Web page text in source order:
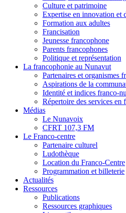
Culture et patrimoine
Expertise en innovation et
Formation aux adultes
Francisation
Jeunesse francophone
Parents francophones
Politique et représentation
La francophonie au Nunavut
Partenaires et organismes
Aspirations de la
Identité et indices franco-
Répertoire des services en
Médias
Le Nunavoix
CFRT 107,3 FM
Le Franco-centre
Partenaire culturel
Ludothèque
Location du Franco-Centre
Programmation et billeterie
Actualités
Ressources
Publications
Ressources graphiques